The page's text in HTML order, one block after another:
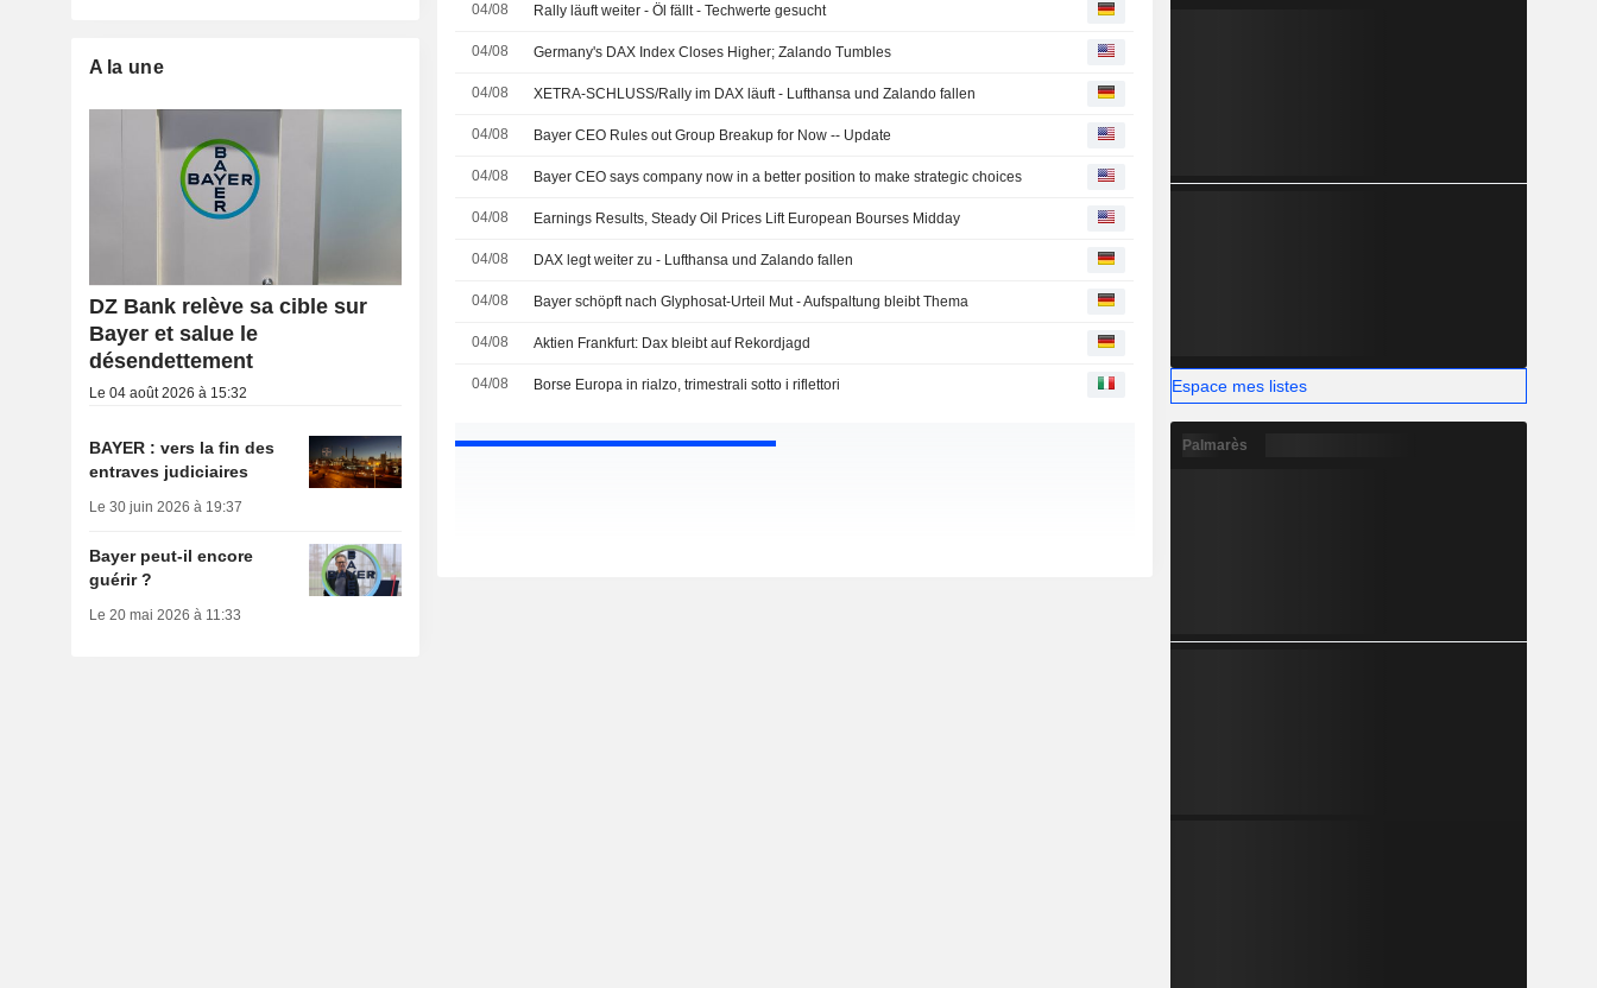
04/08 Rally läuft weiter - Öl fällt - Techwerte gesucht
04/08 Germany's DAX Index Closes Higher; Zalando Tumbles
04/08 XETRA-SCHLUSS/Rally im DAX läuft - Lufthansa und Zalando fallen
04/08 Bayer CEO Rules out Group Breakup for Now -- Update
04/08 Bayer CEO says company now in a better position to make strategic choices
04/08 Earnings Results, Steady Oil Prices Lift European Bourses Midday
04/08 DAX legt weiter zu - Lufthansa und Zalando fallen
04/08 Bayer schöpft nach Glyphosat-Urteil Mut - Aufspaltung bleibt Thema
04/08 Aktien Frankfurt: Dax bleibt auf Rekordjagd
04/08 Borse Europa in rialzo, trimestrali sotto i riflettori
A la une
DZ Bank relève sa cible sur
Bayer et salue le
désendettement
Le 04 août 2026 à 15:32
BAYER : vers la fin des
entraves judiciaires
Le 30 juin 2026 à 19:37
Bayer peut-il encore
guérir ?
Le 20 mai 2026 à 11:33
Espace mes listes
Palmarès